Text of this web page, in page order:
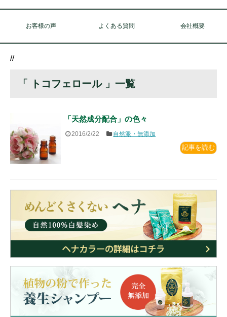
お客様の声 よくある質問 会社概要
//
「 トコフェロール 」一覧
「天然成分配合」の色々
2016/2/22 自然派・無添加
記事を読む